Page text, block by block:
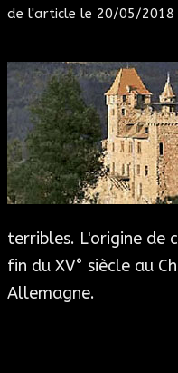
de l'article le 20/05/2018
terribles. L'origine de
fin du XV° siècle au
Allemagne.